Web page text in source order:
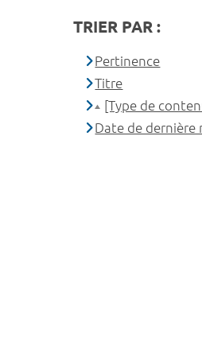
TRIER PAR :
Pertinence
Titre
[Type de
Date de